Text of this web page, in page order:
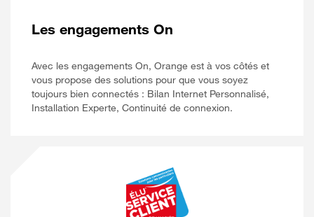
Les engagements On
Avec les engagements On, Orange est à vos côtés et
vous propose des solutions pour que vous soyez
toujours bien connectés : Bilan Internet Personnalisé,
Installation Experte, Continuité de connexion.